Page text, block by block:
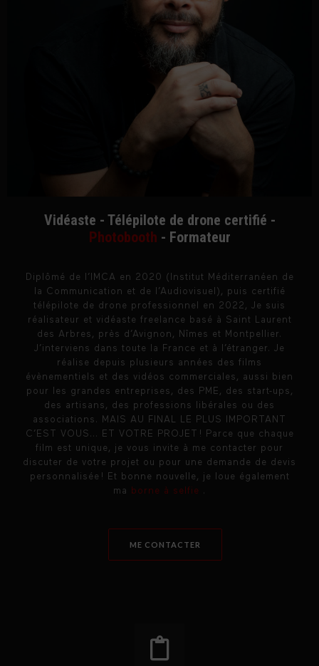
Vidéaste - Télépilote de drone certifié -
Photobooth - Formateur
Diplômé de l’IMCA en 2020 (Institut Méditerranéen de
la Communication et de l’Audiovisuel), puis certifié
télépilote de drone professionnel en 2022, Je suis
réalisateur et vidéaste freelance basé à Saint Laurent
des Arbres, près d’Avignon, Nîmes et Montpellier.
J’interviens dans toute la France et à l’étranger. Je
réalise depuis plusieurs années des films
évènementiels et des vidéos commerciales, aussi bien
pour les grandes entreprises, des PME, des start-ups,
des artisans, des professions libérales ou des
associations. MAIS AU FINAL LE PLUS IMPORTANT
C’EST VOUS… ET VOTRE PROJET ! Parce que chaque
film est unique, je vous invite à me contacter pour
discuter de votre projet ou pour une demande de devis
personnalisée ! Et bonne nouvelle, je loue également
ma
borne à selfie .
ME CONTACTER